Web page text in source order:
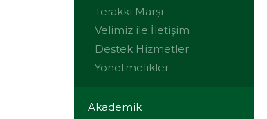
Terakki Marşı
Velimiz ile İletişim
Destek Hizmetler
Yönetmelikler
Akademik